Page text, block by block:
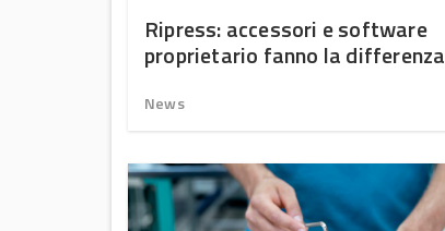
Ripress: accessori e software
proprietario fanno la differenza
News